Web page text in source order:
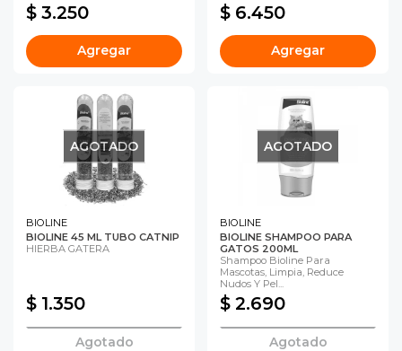
$ 3.250
Agregar
$ 6.450
Agregar
AGOTADO
BIOLINE
BIOLINE 45 ML TUBO CATNIP
HIERBA GATERA
$ 1.350
Agotado
AGOTADO
BIOLINE
BIOLINE SHAMPOO PARA
GATOS 200ML
Shampoo Bioline Para
Mascotas, Limpia, Reduce
Nudos Y Pel...
$ 2.690
Agotado